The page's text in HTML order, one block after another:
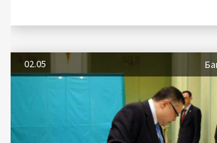
02.05